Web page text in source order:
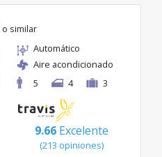
o similar
Automático
Aire acondicionado
5
4 3
9.66 Excelente
(213 opiniones)